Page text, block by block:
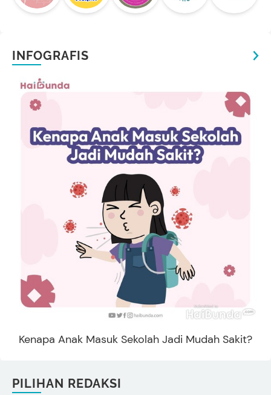
INFOGRAFIS
Kenapa Anak Masuk Sekolah Jadi Mudah Sakit?
PILIHAN REDAKSI